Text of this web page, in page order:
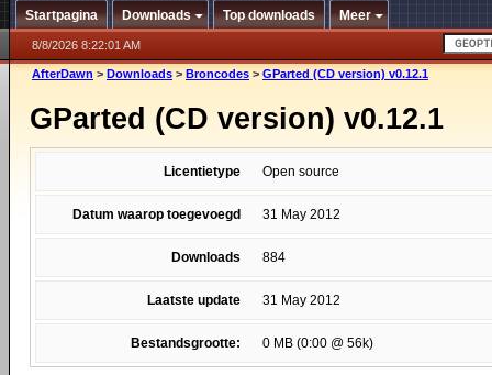
Startpagina Downloads Top downloads Meer
8/8/2026 8:22:01 AM
AfterDawn > Downloads > Broncodes > GParted (CD version) v0.12.1
GParted (CD version) v0.12.1
Licentietype Open source
Datum waarop toegevoegd 31 May 2012
Downloads 884
Laatste update 31 May 2012
Bestandsgrootte: 0 MB (0:00 @ 56k)